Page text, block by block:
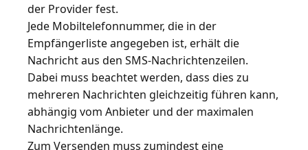
der Provider fest.
Jede Mobiltelefonnummer, die in der
Empfängerliste angegeben ist, erhält die
Nachricht aus den SMS-Nachrichtenzeilen.
Dabei muss beachtet werden, dass dies zu
mehreren Nachrichten gleichzeitig führen kann,
abhängig vom Anbieter und der maximalen
Nachrichtenlänge.
Zum Versenden muss zumindest eine